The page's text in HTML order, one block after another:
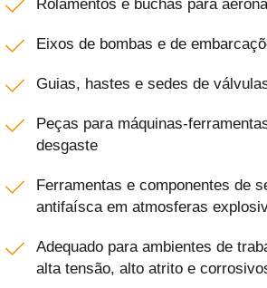
Rolamentos e buchas para
Eixos de bombas e de
Guias, hastes e sedes de
Peças para máquinas-
desgaste
Ferramentas e componentes de
antifaísca em atmosferas
Adequado para ambientes de
alta tensão, alto atrito e